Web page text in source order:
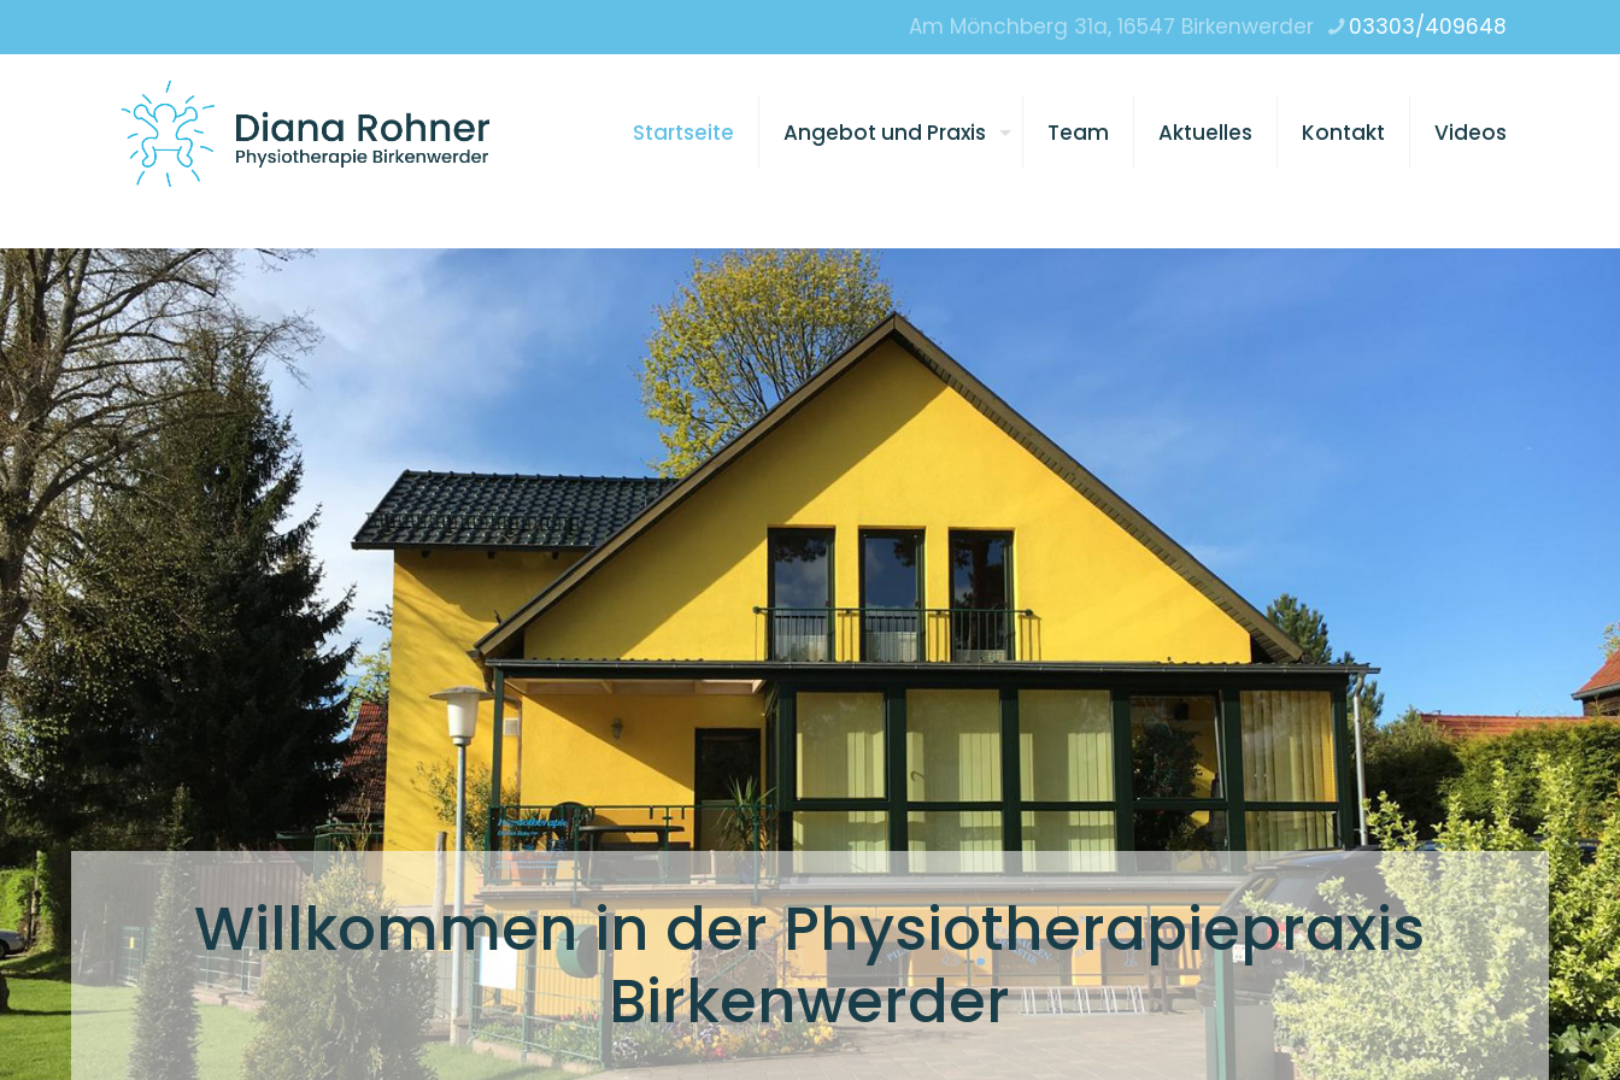
Am Mönchberg 31a, 16547 Birkenwerder 03303/409648
Startseite Angebot und Praxis Team Aktuelles Kontakt Videos
Willkommen in der Physiotherapiepraxis
Birkenwerder